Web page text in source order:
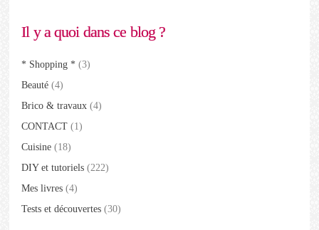
Il y a quoi dans ce blog ?
* Shopping * (3)
Beauté (4)
Brico & travaux (4)
CONTACT (1)
Cuisine (18)
DIY et tutoriels (222)
Mes livres (4)
Tests et découvertes (30)